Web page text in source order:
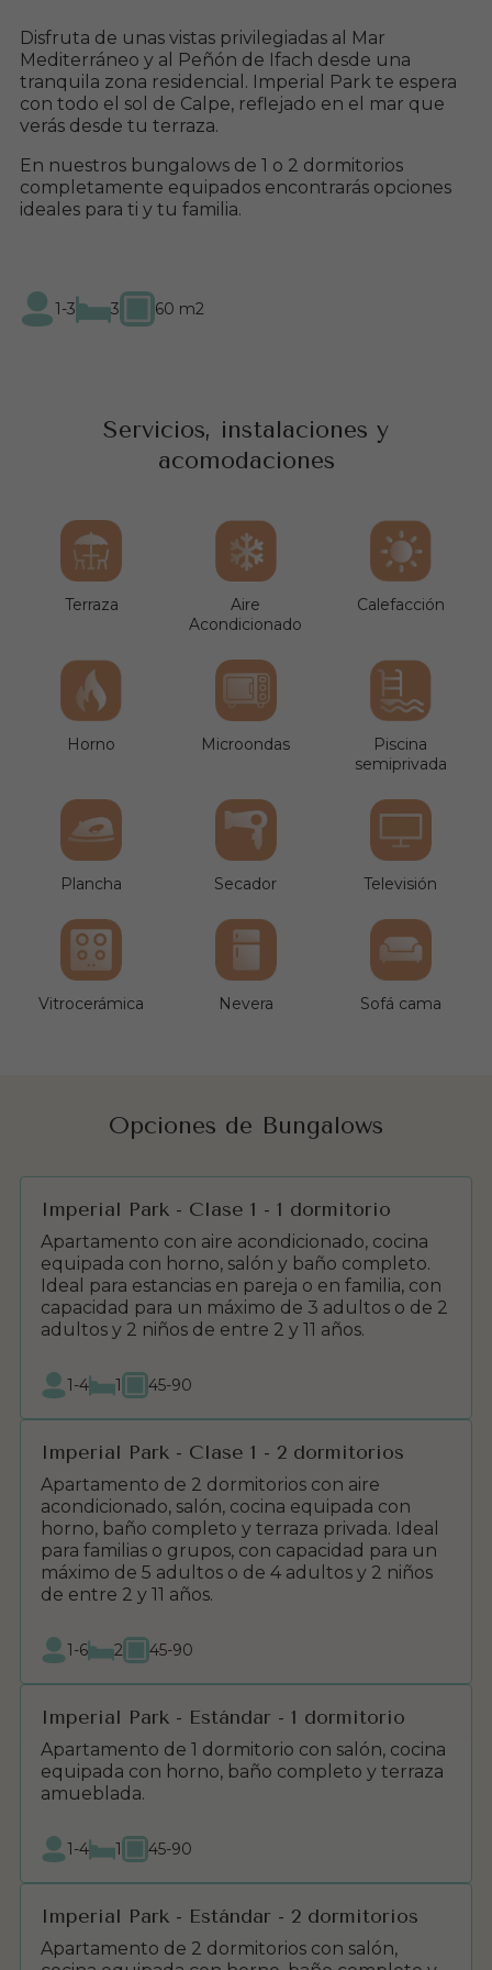
Español
English
Français
Nederlandse
Disfruta de unas vistas privilegiadas al Mar
Mediterráneo y al Peñón de Ifach desde una
tranquila zona residencial. Imperial Park te espera
con todo el sol de Calpe, reflejado en el mar que
verás desde tu terraza.
En nuestros bungalows de 1 o 2 dormitorios
completamente equipados encontrarás opciones
ideales para ti y tu familia.
1-3 3 60 m2
Servicios, instalaciones y
acomodaciones
Terraza
Aire
Acondicionado
Calefacción
Horno Microondas
Piscina
semiprivada
Plancha Secador Televisión
Vitrocerámica Nevera Sofá cama
Opciones de Bungalows
Imperial Park - Clase 1 - 1 dormitorio
Apartamento con aire acondicionado, cocina
equipada con horno, salón y baño completo.
Ideal para estancias en pareja o en familia, con
capacidad para un máximo de 3 adultos o de 2
adultos y 2 niños de entre 2 y 11 años.
1-4 1 45-90
Imperial Park - Clase 1 - 2 dormitorios
Apartamento de 2 dormitorios con aire
acondicionado, salón, cocina equipada con
horno, baño completo y terraza privada. Ideal
para familias o grupos, con capacidad para un
máximo de 5 adultos o de 4 adultos y 2 niños
de entre 2 y 11 años.
1-6 2 45-90
Imperial Park - Estándar - 1 dormitorio
Apartamento de 1 dormitorio con salón, cocina
equipada con horno, baño completo y terraza
amueblada.
1-4 1 45-90
Imperial Park - Estándar - 2 dormitorios
Apartamento de 2 dormitorios con salón,